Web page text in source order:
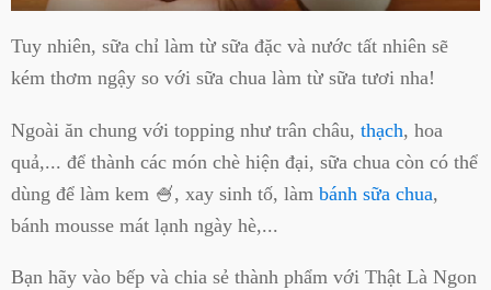
Tuy nhiên, sữa chỉ làm từ sữa đặc và nước tất nhiên sẽ
kém thơm ngậy so với sữa chua làm từ sữa tươi nha!
Ngoài ăn chung với topping như trân châu, thạch, hoa
quả,... để thành các món chè hiện đại, sữa chua còn có thể
dùng để làm kem 🍧, xay sinh tố, làm bánh sữa chua,
bánh mousse mát lạnh ngày hè,...
Bạn hãy vào bếp và chia sẻ thành phẩm với Thật Là Ngon